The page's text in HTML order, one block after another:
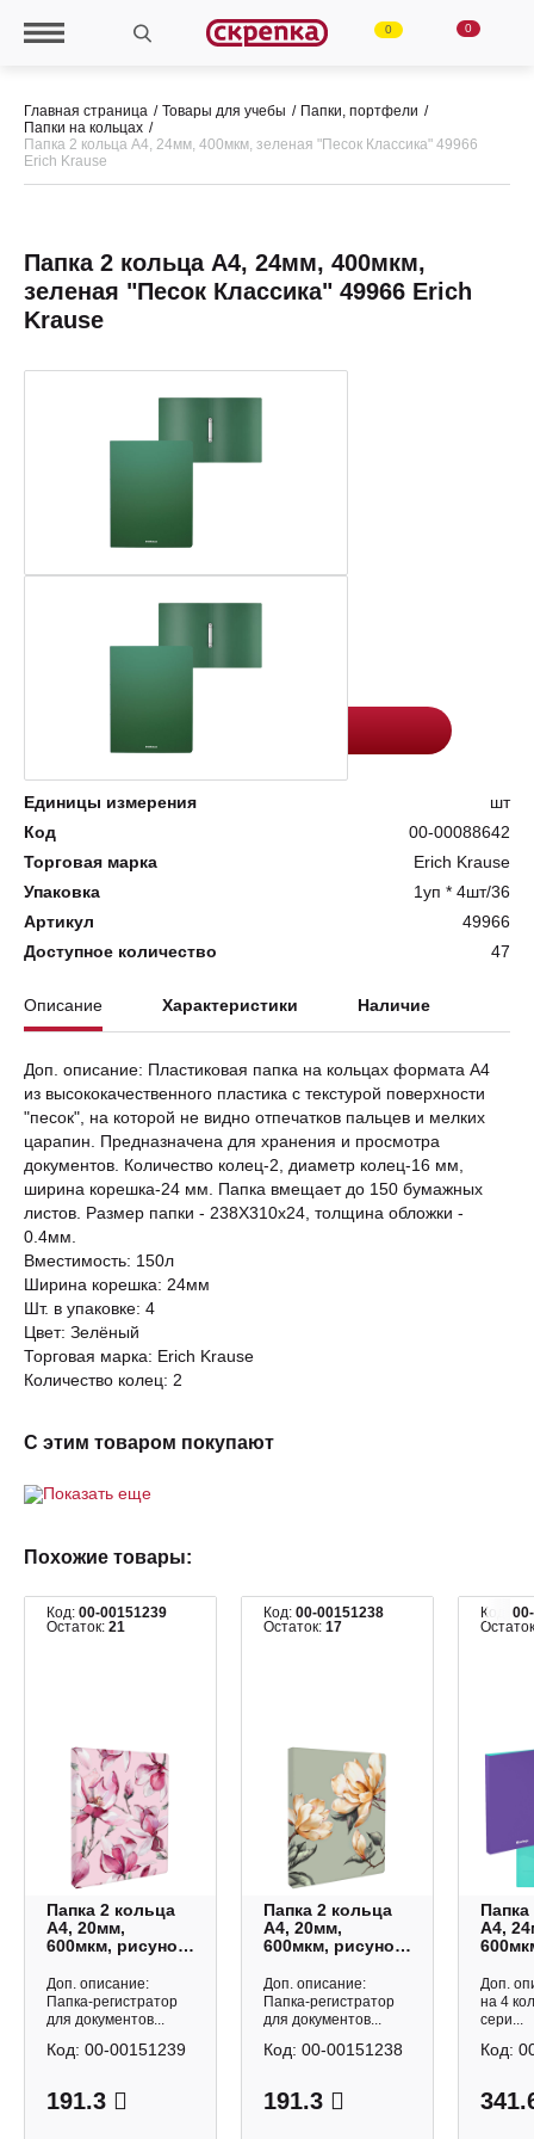
0 0
Главная страница Товары для учебы
Папки, портфели
Папки на кольцах
Папка 2 кольца А4, 24мм, 400мкм, зеленая "Песок Классика" 49966
Erich Krause
Папка 2 кольца А4, 24мм, 400мкм,
зеленая "Песок Классика" 49966 Erich
Krause
Единицы измерения
шт
Код
00-00088642
Торговая марка
Erich Krause
Упаковка
1уп * 4шт/36
Артикул
49966
Доступное количество
47
Описание Характеристики Наличие
Доп. описание: Пластиковая папка на кольцах формата А4
из высококачественного пластика с текстурой поверхности
"песок", на которой не видно отпечатков пальцев и мелких
царапин. Предназначена для хранения и просмотра
документов. Количество колец-2, диаметр колец-16 мм,
ширина корешка-24 мм. Папка вмещает до 150 бумажных
листов. Размер папки - 238Х310х24, толщина обложки -
0.4мм.
Вместимость: 150л
Ширина корешка: 24мм
Шт. в упаковке: 4
Цвет: Зелёный
Торговая марка: Erich Krause
Количество колец: 2
С этим товаром покупают
Показать еще
Похожие товары:
Код: 00-00151239
Остаток: 21
Папка 2 кольца
А4, 20мм,
600мкм, рисунок
магнолия" 72243
Феникс+
Доп. описание:
Папка-регистратор
для документов...
191.3
Код: 00-00151239
Код: 00-00151238
Остаток: 17
Папка 2 кольца
А4, 20мм,
600мкм, рисунок
72242 Феникс+
Доп. описание:
Папка-регистратор
для документов...
191.3
Код: 00-00151238
Код:
А4,
Доп.
на 4
сери...
Код: